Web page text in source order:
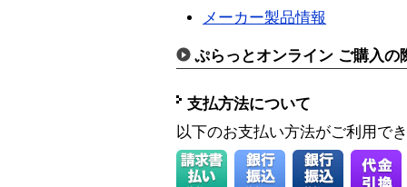
メーカー製品情報
ぷらっとオンライン ご購入の
支払方法について
以下のお支払い方法がご利用で